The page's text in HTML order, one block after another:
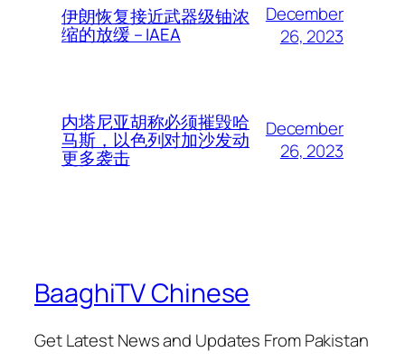
伊朗恢复接近武器级铀浓
缩的放缓 – IAEA
December
26, 2023
内塔尼亚胡称必须摧毁哈
马斯，以色列对加沙发动
更多袭击
December
26, 2023
BaaghiTV Chinese
Get Latest News and Updates From Pakistan